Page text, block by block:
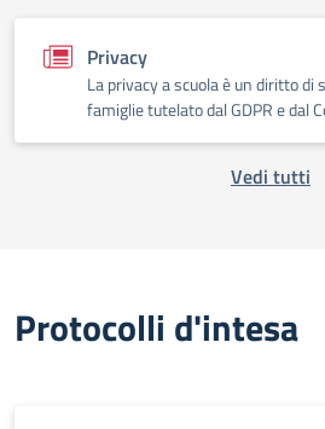
Privacy
La privacy a scuola è un diritto di
famiglie tutelato dal GDPR e dal
Vedi tutti
Protocolli d'intesa